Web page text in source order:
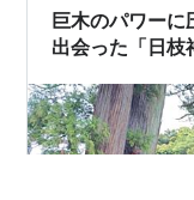
恐れ入ります。
た指先が解けて
巨木のパワーに
出会った「日